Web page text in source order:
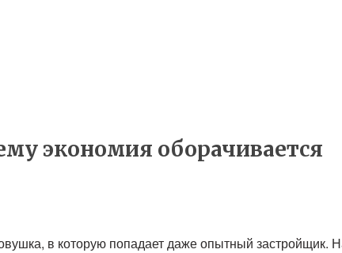
экономия оборачивается
в которую попадает даже опытный застройщик.